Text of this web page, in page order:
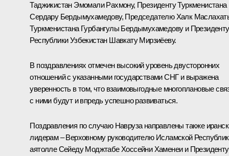
Таджикистан Эмомали Рахмону, Президенту Туркменистана
Сердару Бердымухамедову, Председателю Халк
Туркменистана Гурбангулы Бердымухамедовуи Президенту
Республики Узбекистан Шавкату Мирзиёеву.
В поздравлениях отмечен высокий уровень двусторонних
отношений с указанными государствами СНГ и выражена
уверенность в том, что взаимовыгодные многоплановые
с ними будут и впредь успешно развиваться.
Поздравления по случаю Навруза направлены также
лидерам – Верховному руководителю Исламской
аятолле Сейеду Моджтабе Хоссейни Хаменеи и Президенту